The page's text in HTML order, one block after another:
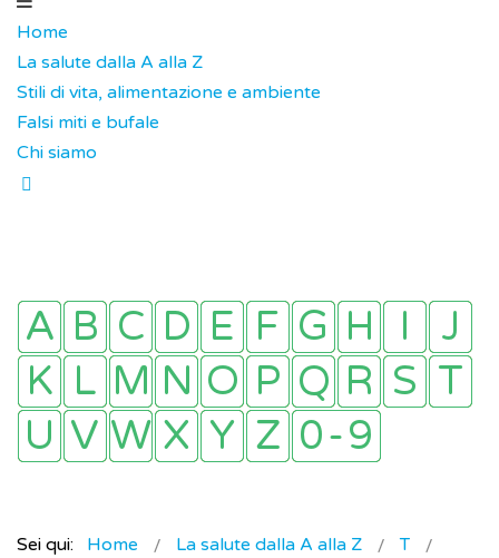
Home
La salute dalla A alla Z
Stili di vita, alimentazione e ambiente
Falsi miti e bufale
Chi siamo
Sei qui: Home La salute dalla A alla Z
T